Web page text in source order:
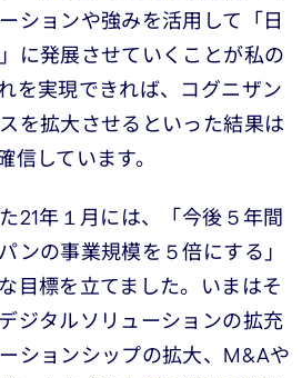
ションや強みを活用して「日
に発展させていくことが私の
を実現できれば、コグニザン
を拡大させるといった結果は
信しています。
21年１月には、「今後５年間
ンの事業規模を５倍にする」
目標を立てました。いまはそ
ジタルソリューションの拡充
ションシップの拡大、M&Aや